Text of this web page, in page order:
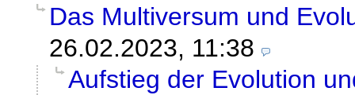
Das Multiversum und
26.02.2023, 11:38
Aufstieg der Evolution